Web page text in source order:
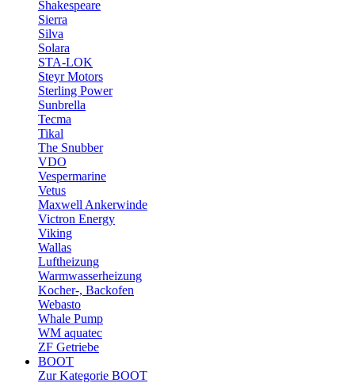
Shakespeare
Sierra
Silva
Solara
STA-LOK
Steyr Motors
Sterling Power
Sunbrella
Tecma
Tikal
The Snubber
VDO
Vespermarine
Vetus
Maxwell Ankerwinde
Victron Energy
Viking
Wallas
Luftheizung
Warmwasserheizung
Kocher-, Backofen
Webasto
Whale Pump
WM aquatec
ZF Getriebe
BOOT
Zur Kategorie BOOT